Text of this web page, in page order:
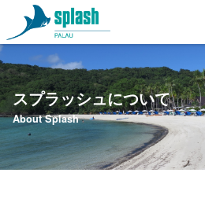
スプラッシュについて
About Splash